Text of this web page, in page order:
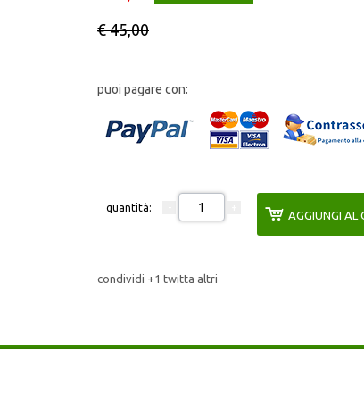
€ 45,00
puoi pagare con:
quantità:
AGGIUNGI AL
condividi +1 twitta altri